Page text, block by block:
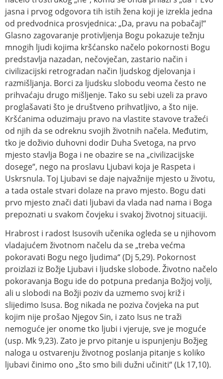
jasna i prvog odgovora tih istih žena koji je izrekla jedna
od predvodnica prosvjednica: „Da, pravu na pobačaj!“
Glasno zagovaranje protivljenja Bogu pokazuje težnju
mnogih ljudi kojima kršćansko načelo pokornosti Bogu
predstavlja nazadan, nečovječan, zastario način i
civilizacijski retrogradan način ljudskog djelovanja i
razmišljanja. Borci za ljudsku slobodu veoma često ne
prihvaćaju drugo mišljenje. Tako su sebi uzeli za pravo
proglašavati što je društveno prihvatljivo, a što nije.
Kršćanima oduzimaju pravo na vlastite stavove tražeći
od njih da se odreknu svojih životnih načela. Međutim,
tko je doživio duhovni dodir Duha Svetoga, na prvo
mjesto stavlja Boga i ne obazire se na „civilizacijske
dosege“, nego na proslavu Ljubavi koja je Raspeta i
Uskrsnula. Toj Ljubavi se daje najvažnije mjesto u životu,
a tada ostale stvari dolaze na pravo mjesto. Bogu dati
prvo mjesto znači dati ljubavi da vlada nad nama i Boga
prepoznati u svakom čovjeku i svakoj životnoj situaciji.
Hrabrost i radost Isusovih učenika ogleda se u njihovom
vladajućem životnom načelu da se „treba većma
pokoravati Bogu nego ljudima“ (Dj 5,29). Pokornost
proizlazi iz Božje Ljubavi i ljudske slobode. Životno načelo
pokoravanja Bogu ide do potpuna predanja Božjoj volji,
ali u slobodi na Božji poziv da uzmemo svoj križ i
slijedimo Isusa. Bog nikada ne poziva čovjeka na put
kojim nije prošao Njegov Sin, i zato Isus ne traži
nemoguće jer onome tko ljubi i vjeruje, sve je moguće
(usp. Mk 9,23). Zato je prvo pitanje u ispunjenju Božjeg
naloga u ostvarenju životnog poslanja pitanje s koliko
ljubavi činimo ono „što smo bili dužni učiniti“ (Lk 17,10).